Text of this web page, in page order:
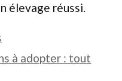
élevage réussi.
à adopter : tout